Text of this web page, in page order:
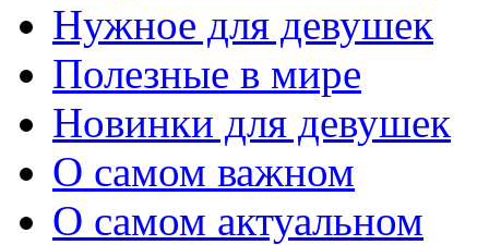
Нужное для девушек
Полезные в мире
Новинки для девушек
О самом важном
О самом актуальном